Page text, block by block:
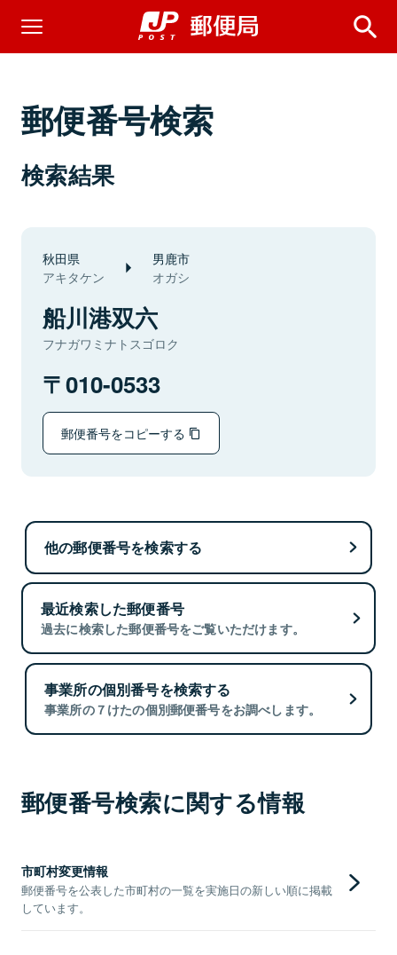
郵便番号検索
検索結果
秋田県
アキタケン
男鹿市
オガシ
船川港双六
フナガワミナトスゴロク
010-0533
郵便番号をコピーする
他の郵便番号を検索する
最近検索した郵便番号
過去に検索した郵便番号をご覧いただけます。
事業所の個別番号を検索する
事業所の７けたの個別郵便番号をお調べします。
郵便番号検索に関する情報
市町村変更情報
郵便番号を公表した市町村の一覧を実施日の新しい順に掲載
しています。